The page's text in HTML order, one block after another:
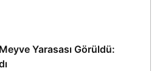
Yarasası Görüldü: